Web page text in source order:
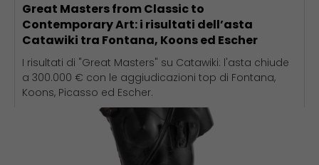
Great Masters from Classic to
Contemporary Art: i risultati dell’asta
Catawiki tra Fontana, Koons ed Escher
I risultati di "Great Masters" su Catawiki: l'asta chiude
a 300.000 € con le aggiudicazioni top di Fontana,
Koons, Picasso ed Escher.